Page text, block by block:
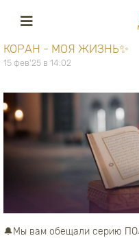
КОРАН - МОЯ ЖИЗНЬ✨
15 фев'25 в 14:02
🔔Мы вам обещали серию